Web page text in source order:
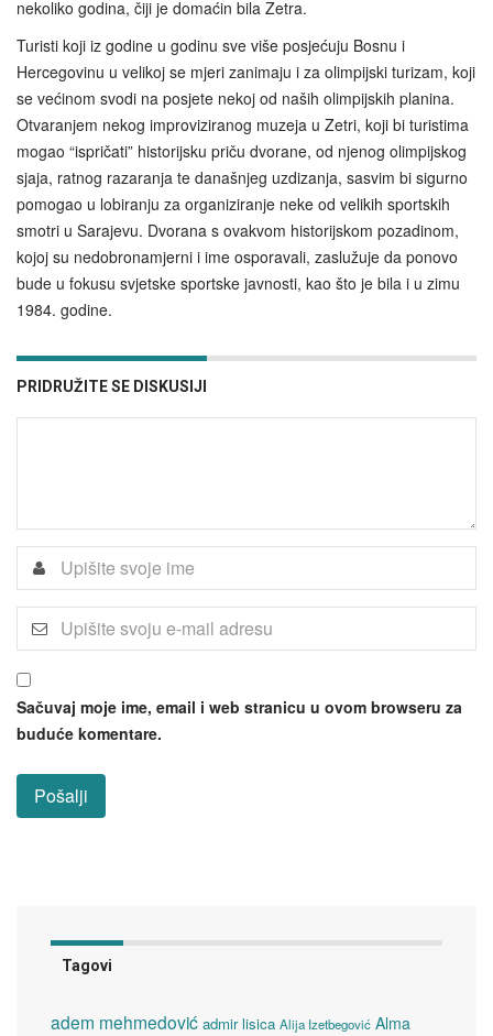
nekoliko godina, čiji je domaćin bila Zetra.
Turisti koji iz godine u godinu sve više posjećuju Bosnu i
Hercegovinu u velikoj se mjeri zanimaju i za olimpijski turizam, koji
se većinom svodi na posjete nekoj od naših olimpijskih planina.
Otvaranjem nekog improviziranog muzeja u Zetri, koji bi turistima
mogao “ispričati” historijsku priču dvorane, od njenog olimpijskog
sjaja, ratnog razaranja te današnjeg uzdizanja, sasvim bi sigurno
pomogao u lobiranju za organiziranje neke od velikih sportskih
smotri u Sarajevu. Dvorana s ovakvom historijskom pozadinom,
kojoj su nedobronamjerni i ime osporavali, zaslužuje da ponovo
bude u fokusu svjetske sportske javnosti, kao što je bila i u zimu
1984. godine.
PRIDRUŽITE SE DISKUSIJI
Sačuvaj moje ime, email i web stranicu u ovom browseru za
buduće komentare.
Tagovi
adem mehmedović admir lisica Alija Izetbegović Alma